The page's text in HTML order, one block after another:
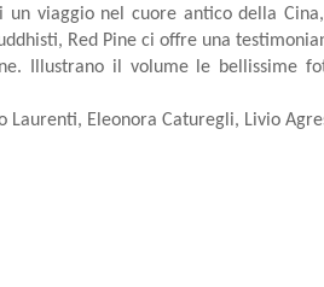
un viaggio nel cuore antico della
Red Pine ci offre una
Illustrano il volume le bellissime
Laurenti, Eleonora Caturegli, Livio